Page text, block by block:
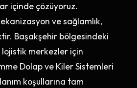
içinde çözüyoruz.
ve sağlamlık,
Başakşehir bölgesindeki
merkezler için
Dolap ve Kiler Sistemleri
koşullarına tam